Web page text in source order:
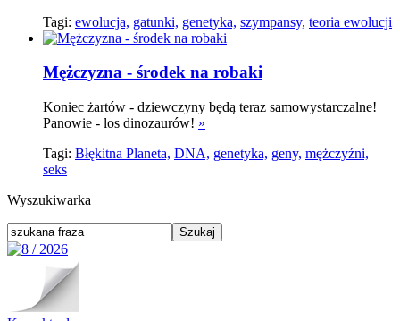
Tagi: ewolucja, gatunki, genetyka, szympansy, teoria ewolucji
Mężczyzna - środek na robaki
Koniec żartów - dziewczyny będą teraz samowystarczalne!
Panowie - los dinozaurów! »
Tagi: Błękitna Planeta, DNA, genetyka, geny, mężczyźni,
seks
Wyszukiwarka